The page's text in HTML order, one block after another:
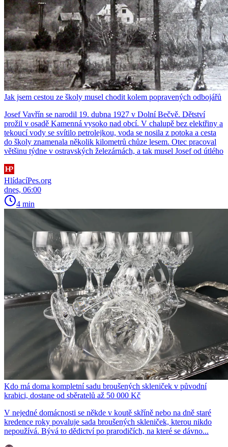
Jak jsem cestou ze školy musel chodit kolem popravených odbojářů
Josef Vavřín se narodil 19. dubna 1927 v Dolní Bečvě. Dětství
prožil v osadě Kamenná vysoko nad obcí. V chalupě bez elektřiny a
tekoucí vody se svítilo petrolejkou, voda se nosila z potoka a cesta
do školy znamenala několik kilometrů chůze lesem. Otec pracoval
většinu týdne v ostravských železárnách, a tak musel Josef od útlého
HlídacíPes.org
dnes, 06:00
4 min
Kdo má doma kompletní sadu broušených skleniček v původní
krabici, dostane od sběratelů až 50 000 Kč
V nejedné domácnosti se někde v koutě skříně nebo na dně staré
kredence roky povaluje sada broušených skleniček, kterou nikdo
nepoužívá. Bývá to dědictví po prarodičích, na které se dávno...